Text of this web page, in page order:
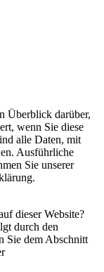
Überblick darüber,
wenn Sie diese
alle Daten, mit
Ausführliche
Sie unserer
dieser Website?
durch den
Sie dem Abschnitt